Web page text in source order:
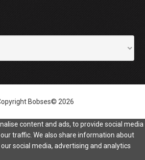
Bobses© 2026
content and ads, to provide social media
traffic. We also share information about
social media, advertising and analytics